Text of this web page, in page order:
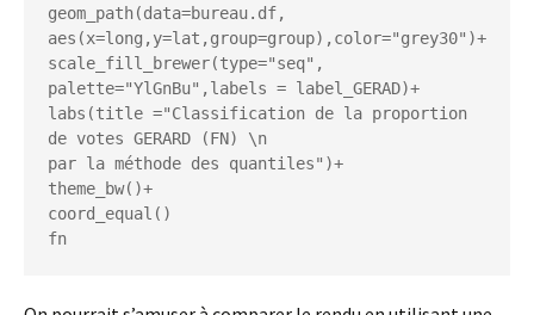
geom_path(data=bureau.df,
aes(x=long,y=lat,group=group),color="grey30")+
scale_fill_brewer(type="seq",
palette="YlGnBu",labels = label_GERAD)+
labs(title ="Classification de la proportion
de votes GERARD (FN) \n
par la méthode des quantiles")+
theme_bw()+
coord_equal()